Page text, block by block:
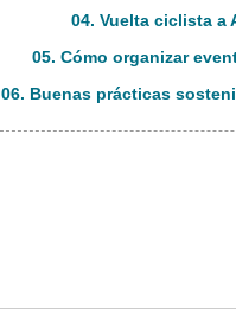
04. Vuelta ciclista a
05. Cómo organizar
06. Buenas prácticas